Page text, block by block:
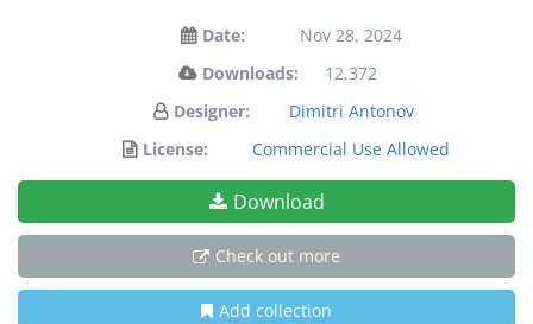
Date:
Nov 28, 2024
Downloads:
12,372
Designer:
Dimitri Antonov
License:
Commercial Use Allowed
Download
Check out more
Add collection